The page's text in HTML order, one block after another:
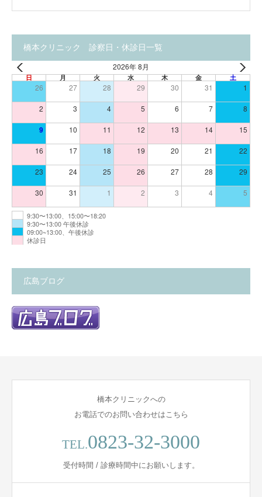
橋本クリニック 診察日・休診日一覧
2026年 8月
日 月 火 水 木 金 土
26 27 28 29 30 31 1
2 3 4 5 6 7 8
9 10 11 12 13 14 15
16 17 18 19 20 21 22
23 24 25 26 27 28 29
30 31 1 2 3 4 5
9:30〜13:00、15:00〜18:20
9:30〜13:00 午後休診
09:00~13:00、午後休診
休診日
広島ブログ
橋本クリニックへの
お電話でのお問い合わせはこちら
TEL.0823-32-3000
受付時間 / 診療時間中にお願いします。